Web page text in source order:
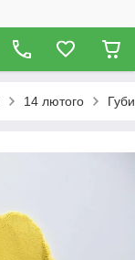
14 лютого Губи